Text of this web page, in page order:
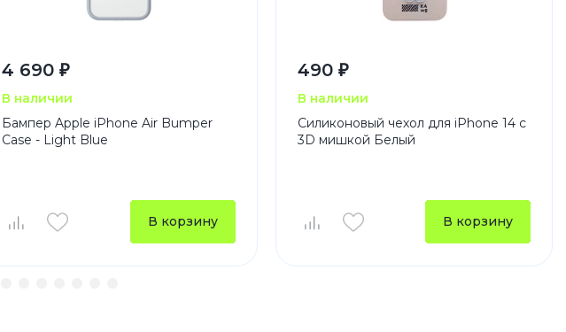
4 690 ₽
В наличии
Бампер Apple iPhone Air Bumper
Case - Light Blue
В корзину
490 ₽
В наличии
Силиконовый чехол для iPhone 14 с
3D мишкой Белый
В корзину